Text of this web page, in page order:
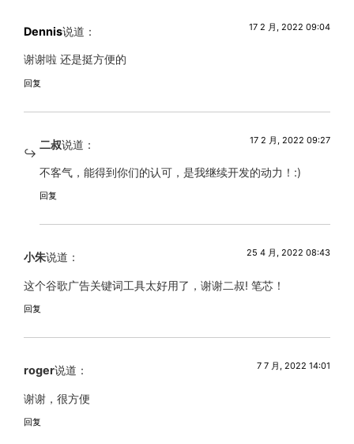
Dennis说道： 17 2 月, 2022 09:04
谢谢啦 还是挺方便的
回复
二叔说道： 17 2 月, 2022 09:27
不客气，能得到你们的认可，是我继续开发的动力！:)
回复
小朱说道： 25 4 月, 2022 08:43
这个谷歌广告关键词工具太好用了，谢谢二叔! 笔芯！
回复
roger说道： 7 7 月, 2022 14:01
谢谢，很方便
回复